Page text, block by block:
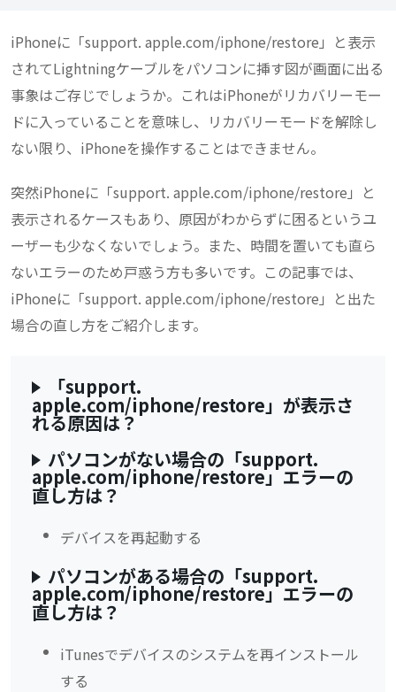
iPhoneに「support. apple.com/iphone/restore」と表示
されてLightningケーブルをパソコンに挿す図が画面に出る
事象はご存じでしょうか。これはiPhoneがリカバリーモー
ドに入っていることを意味し、リカバリーモードを解除し
ない限り、iPhoneを操作することはできません。
突然iPhoneに「support. apple.com/iphone/restore」と
表示されるケースもあり、原因がわからずに困るというユ
ーザーも少なくないでしょう。また、時間を置いても直ら
ないエラーのため戸惑う方も多いです。この記事では、
iPhoneに「support. apple.com/iphone/restore」と出た
場合の直し方をご紹介します。
「support.
apple.com/iphone/restore」が表示さ
れる原因は？
パソコンがない場合の「support.
apple.com/iphone/restore」エラーの
直し方は？
デバイスを再起動する
パソコンがある場合の「support.
apple.com/iphone/restore」エラーの
直し方は？
iTunesでデバイスのシステムを再インストール
する